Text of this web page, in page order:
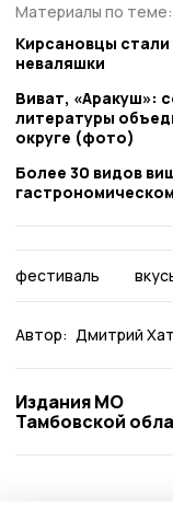
Материалы по теме:
Кирсановцы
неваляшки
Виват, «Аракуш»:
литературы
округе (фото)
Более 30 видов
фестиваль
Автор: Дмитрий
Издания МО
Тамбовской